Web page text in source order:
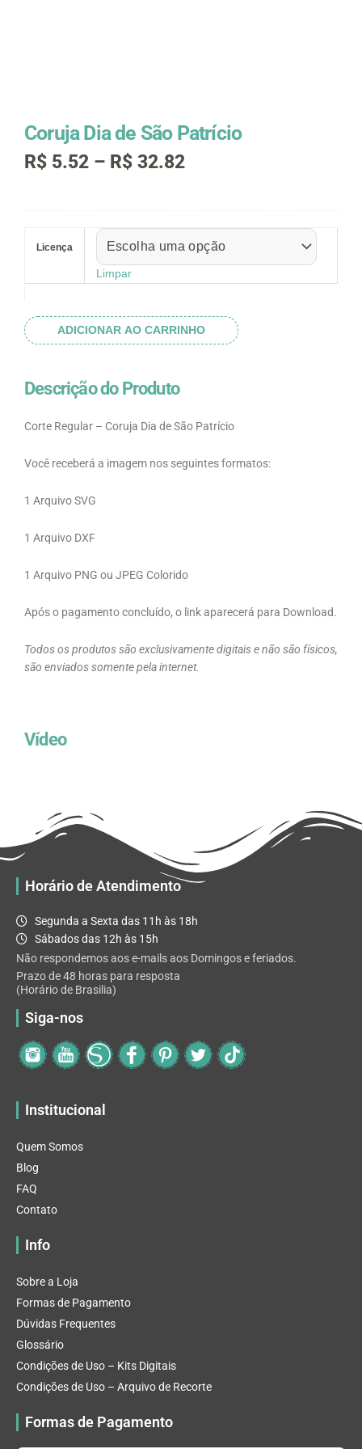
Coruja Dia de São Patrício
R$ 5.52 – R$ 32.82Faixa
através
R$ 32.82
Licença
Limpar
ADICIONAR AO CARRINHO
Descrição do Produto
Corte Regular – Coruja Dia de São Patrício
Você receberá a imagem nos seguintes formatos:
1 Arquivo SVG
1 Arquivo DXF
1 Arquivo PNG ou JPEG Colorido
Após o pagamento concluído, o link aparecerá para Download.
Todos os produtos são exclusivamente digitais e não são físicos,
são enviados somente pela internet.
Vídeo
Horário de Atendimento
Segunda a Sexta das 11h às 18h
Sábados das 12h às 15h
Não respondemos aos e-mails aos Domingos e feriados.
Prazo de 48 horas para resposta
(Horário de Brasilia)
Siga-nos
Institucional
Quem Somos
Blog
FAQ
Contato
Info
Sobre a Loja
Formas de Pagamento
Dúvidas Frequentes
Glossário
Condições de Uso – Kits Digitais
Condições de Uso – Arquivo de Recorte
Formas de Pagamento